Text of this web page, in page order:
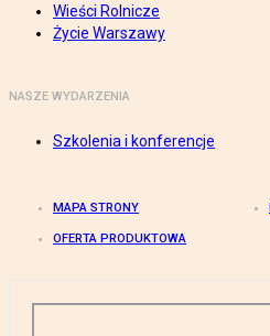
Wieści Rolnicze
Życie Warszawy
NASZE WYDARZENIA
Szkolenia i konferencje
MAPA STRONY
OFERTA PRODUKTOWA